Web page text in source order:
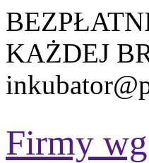
KAŻDEJ
Firmy